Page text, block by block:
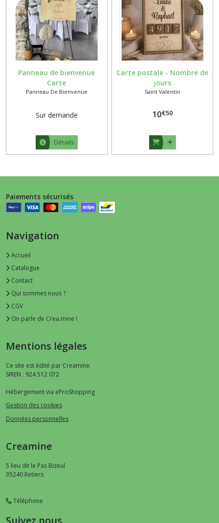
Panneau de bienvenue
Carte
Panneau De Bienvenue
Sur demande
Détails
Carte postale - Nombre de
jours
Saint Valentin
10€50
Paiements sécurisés
Navigation
Accueil
Catalogue
Contact
Qui sommes nous ?
CGV
On parle de Crea.mine !
Mentions légales
Ce site est édité par Creamine.
SIREN : 924 512 072
Hébergement via eProShopping
Gestion des cookies
Données personnelles
Creamine
5 lieu dit le Pas Bizeul
35240 Retiers
Téléphone
Suivez nous